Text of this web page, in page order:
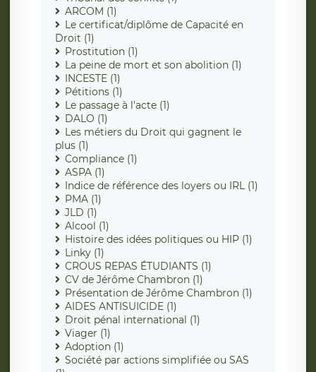
ARCOM (1)
Le certificat/diplôme de Capacité en
Droit (1)
Prostitution (1)
La peine de mort et son abolition (1)
INCESTE (1)
Pétitions (1)
Le passage à l'acte (1)
DALO (1)
Les métiers du Droit qui gagnent le
plus (1)
Compliance (1)
ASPA (1)
Indice de référence des loyers ou IRL (1)
PMA (1)
JLD (1)
Alcool (1)
Histoire des idées politiques ou HIP (1)
Linky (1)
CROUS REPAS ÉTUDIANTS (1)
CV de Jérôme Chambron (1)
Présentation de Jérôme Chambron (1)
AIDES ANTISUICIDE (1)
Droit pénal international (1)
Viager (1)
Adoption (1)
Société par actions simplifiée ou SAS